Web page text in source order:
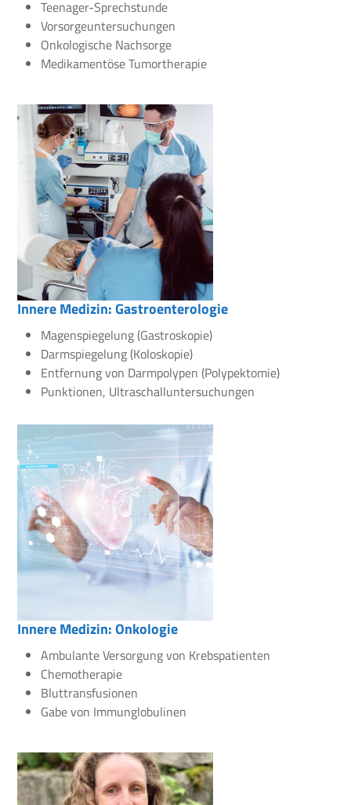
Teenager-Sprechstunde
Vorsorgeuntersuchungen
Onkologische Nachsorge
Medikamentöse Tumortherapie
Innere Medizin: Gastroenterologie
Magenspiegelung (Gastroskopie)
Darmspiegelung (Koloskopie)
Entfernung von Darmpolypen (Polypektomie)
Punktionen, Ultraschalluntersuchungen
Innere Medizin: Onkologie
Ambulante Versorgung von Krebspatienten
Chemotherapie
Bluttransfusionen
Gabe von Immunglobulinen